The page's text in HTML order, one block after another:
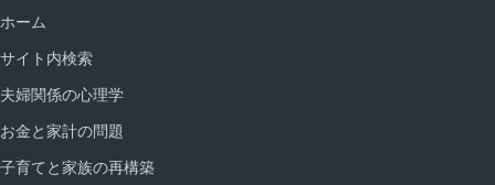
ホーム
サイト内検索
夫婦関係の心理学
お金と家計の問題
子育てと家族の再構築